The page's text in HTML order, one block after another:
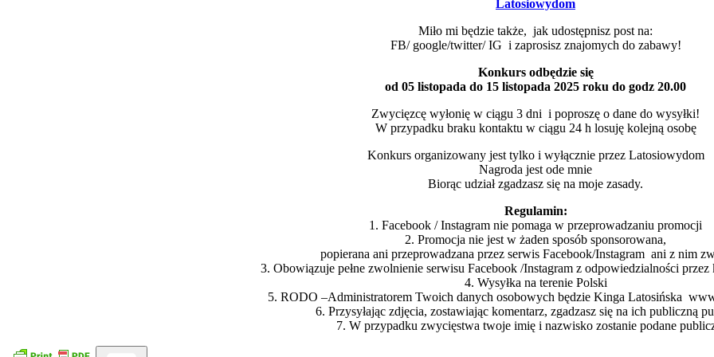
Latosiowydom
Miło mi będzie także, jak udostępnisz post na:
FB/ google/twitter/ IG i zaprosisz znajomych do zabawy!
Konkurs odbędzie się
od 05 listopada do 15 listopada 2025 roku do godz 20.00
Zwycięzcę wyłonię w ciągu 3 dni i poproszę o dane do wysyłki!
W przypadku braku kontaktu w ciągu 24 h losuję kolejną osobę
Konkurs organizowany jest tylko i wyłącznie przez Latosiowydom
Nagroda jest ode mnie
Biorąc udział zgadzasz się na moje zasady.
Regulamin:
1. Facebook / Instagram nie pomaga w przeprowadzaniu promocji
2. Promocja nie jest w żaden sposób sponsorowana,
popierana ani przeprowadzana przez serwis Facebook/Instagram ani z nim
3. Obowiązuje pełne zwolnienie serwisu Facebook /Instagram z odpowiedzialności przez
4. Wysyłka na terenie Polski
5. RODO –Administratorem Twoich danych osobowych będzie Kinga Latosińska
6. Przysyłając zdjęcia, zostawiając komentarz, zgadzasz się na ich publiczną
7. W przypadku zwycięstwa twoje imię i nazwisko zostanie podane